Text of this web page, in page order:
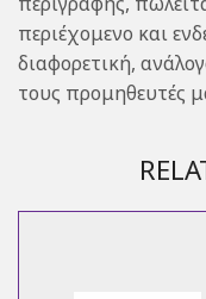
περιέχομενο και
διαφορετική,
τους προμηθευτές